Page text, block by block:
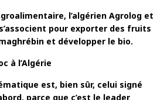
l’algérien Agrolog et
pour exporter des fruits
et développer le bio.
à l’Algérie
est, bien sûr, celui signé
parce que c’est le leader